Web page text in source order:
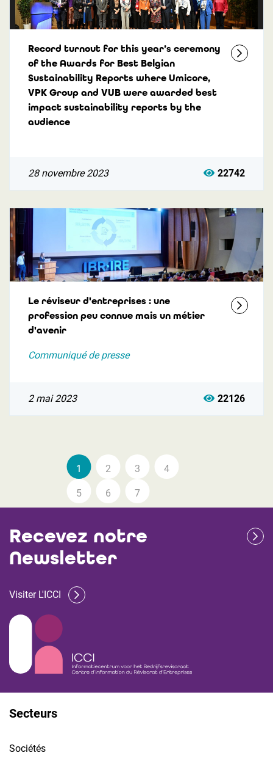
Record turnout for this year’s ceremony
of the Awards for Best Belgian
Sustainability Reports where Umicore,
VPK Group and VUB were awarded best
impact sustainability reports by the
audience
28 novembre 2023 22742
Le réviseur d'entreprises : une
profession peu connue mais un métier
d'avenir
Communiqué de presse
2 mai 2023 22126
1 2 3 4
5 6 7
Recevez notre
Newsletter
Visiter L'ICCI
Secteurs
Sociétés